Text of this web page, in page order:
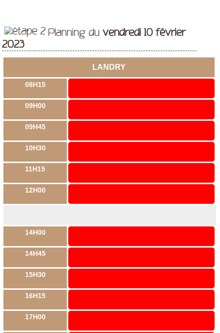
Planning duvendredi 10 février
2023
LANDRY
08H15
09H00
09H45
10H30
11H15
12H00
14H00
14H45
15H30
16H15
17H00